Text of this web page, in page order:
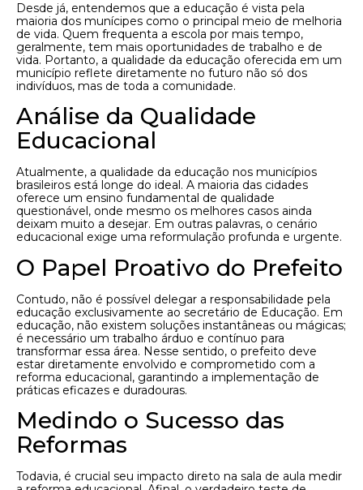
Desde já, entendemos que a educação é vista pela
maioria dos munícipes como o principal meio de melhoria
de vida. Quem frequenta a escola por mais tempo,
geralmente, tem mais oportunidades de trabalho e de
vida. Portanto, a qualidade da educação oferecida em um
município reflete diretamente no futuro não só dos
indivíduos, mas de toda a comunidade.
Análise da Qualidade
Educacional
Atualmente, a qualidade da educação nos municípios
brasileiros está longe do ideal. A maioria das cidades
oferece um ensino fundamental de qualidade
questionável, onde mesmo os melhores casos ainda
deixam muito a desejar. Em outras palavras, o cenário
educacional exige uma reformulação profunda e urgente.
O Papel Proativo do Prefeito
Contudo, não é possível delegar a responsabilidade pela
educação exclusivamente ao secretário de Educação. Em
educação, não existem soluções instantâneas ou mágicas;
é necessário um trabalho árduo e contínuo para
transformar essa área. Nesse sentido, o prefeito deve
estar diretamente envolvido e comprometido com a
reforma educacional, garantindo a implementação de
práticas eficazes e duradouras.
Medindo o Sucesso das
Reformas
Todavia, é crucial seu impacto direto na sala de aula medir